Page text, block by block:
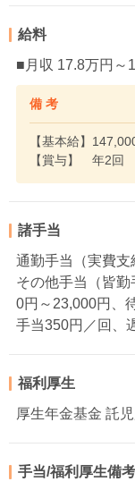
給料
■月収 17.8万円～
備 考
【基本給】
【賞与】 年2回
諸手当
通勤手当（実費
その他手当（皆
0円～23,000円、
手当350円／回、
福利厚生
厚生年金基金 託
手当/福利厚生備考